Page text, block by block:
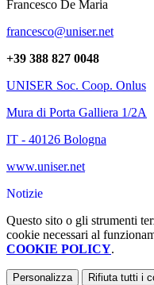
Francesco De Maria
francesco@uniser.net
+39 388 827 0048
UNISER Soc. Coop. Onlus
Mura di Porta Galliera 1/2A
IT - 40126 Bologna
www.uniser.net
Notizie
Questo sito o gli strumenti
cookie necessari al
COOKIE POLICY.
Personalizza Rifiuta tutti i